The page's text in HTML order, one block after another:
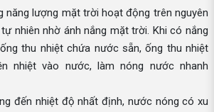
năng lượng mặt trời hoạt động trên nguyên
nhiên nhờ ánh nắng mặt trời. Khi có nắng
thu nhiệt chứa nước sẵn, ống thu nhiệt
nhiệt vào nước, làm nóng nước nhanh
đến nhiệt độ nhất định, nước nóng có xu